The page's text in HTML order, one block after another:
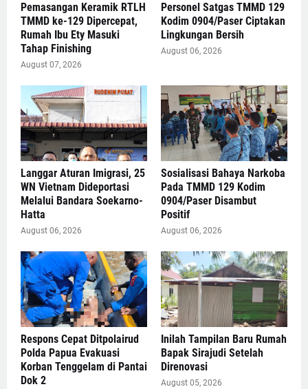
Pemasangan Keramik RTLH
TMMD ke-129 Dipercepat,
Rumah Ibu Ety Masuki
Tahap Finishing
August 07, 2026
Personel Satgas TMMD 129
Kodim 0904/Paser Ciptakan
Lingkungan Bersih
August 06, 2026
Langgar Aturan Imigrasi, 25
WN Vietnam Dideportasi
Melalui Bandara Soekarno-
Hatta
August 06, 2026
Sosialisasi Bahaya Narkoba
Pada TMMD 129 Kodim
0904/Paser Disambut
Positif
August 06, 2026
Respons Cepat Ditpolairud
Polda Papua Evakuasi
Korban Tenggelam di Pantai
Dok 2
Inilah Tampilan Baru Rumah
Bapak Sirajudi Setelah
Direnovasi
August 05, 2026